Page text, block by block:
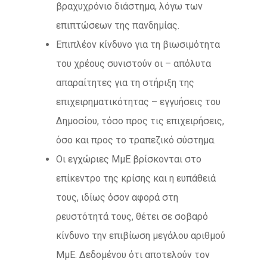
βραχυχρόνιο διάστημα, λόγω των
επιπτώσεων της πανδημίας.
Επιπλέον κίνδυνο για τη βιωσιμότητα
του χρέους συνιστούν οι – απόλυτα
απαραίτητες για τη στήριξη της
επιχειρηματικότητας – εγγυήσεις του
Δημοσίου, τόσο προς τις επιχειρήσεις,
όσο και προς το τραπεζικό σύστημα.
Οι εγχώριες ΜμΕ βρίσκονται στο
επίκεντρο της κρίσης και η ευπάθειά
τους, ιδίως όσον αφορά στη
ρευστότητά τους, θέτει σε σοβαρό
κίνδυνο την επιβίωση μεγάλου αριθμού
ΜμΕ. Δεδομένου ότι αποτελούν τον